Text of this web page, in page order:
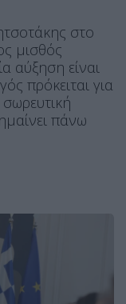
στο
μισθός
αύξηση είναι
πρόκειται για
πάνω